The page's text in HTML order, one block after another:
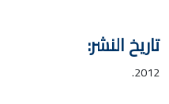
تاريخ النشر:
2012.